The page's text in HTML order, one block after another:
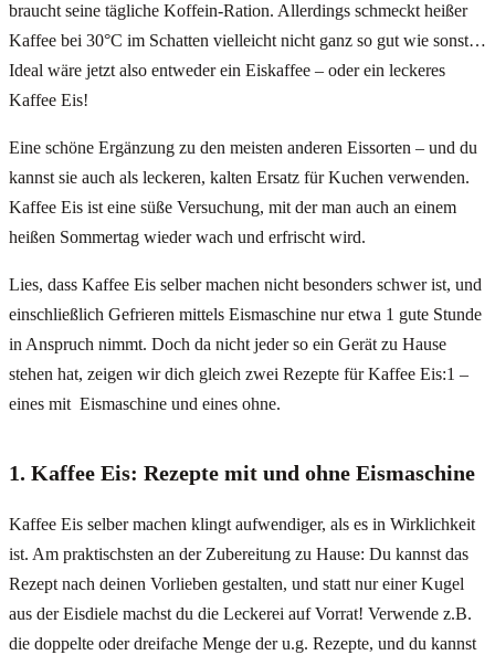
braucht seine tägliche Koffein-Ration. Allerdings schmeckt heißer
Kaffee bei 30°C im Schatten vielleicht nicht ganz so gut wie sonst…
Ideal wäre jetzt also entweder ein Eiskaffee – oder ein leckeres
Kaffee Eis!
Eine schöne Ergänzung zu den meisten anderen Eissorten – und du
kannst sie auch als leckeren, kalten Ersatz für Kuchen verwenden.
Kaffee Eis ist eine süße Versuchung, mit der man auch an einem
heißen Sommertag wieder wach und erfrischt wird.
Lies, dass Kaffee Eis selber machen nicht besonders schwer ist, und
einschließlich Gefrieren mittels Eismaschine nur etwa 1 gute Stunde
in Anspruch nimmt. Doch da nicht jeder so ein Gerät zu Hause
stehen hat, zeigen wir dich gleich zwei Rezepte für Kaffee Eis:1 –
eines mit Eismaschine und eines ohne.
1. Kaffee Eis: Rezepte mit und ohne Eismaschine
Kaffee Eis selber machen klingt aufwendiger, als es in Wirklichkeit
ist. Am praktischsten an der Zubereitung zu Hause: Du kannst das
Rezept nach deinen Vorlieben gestalten, und statt nur einer Kugel
aus der Eisdiele machst du die Leckerei auf Vorrat! Verwende z.B.
die doppelte oder dreifache Menge der u.g. Rezepte, und du kannst